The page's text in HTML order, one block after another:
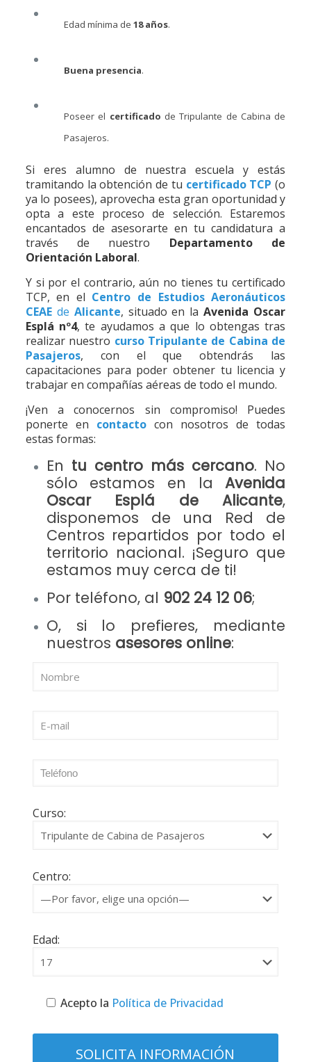
Edad mínima de 18 años.
Buena presencia.
Poseer el certificado de Tripulante de Cabina de
Pasajeros.
Si eres alumno de nuestra escuela y estás
tramitando la obtención de tu certificado TCP (o
ya lo posees), aprovecha esta gran oportunidad y
opta a este proceso de selección. Estaremos
encantados de asesorarte en tu candidatura a
través de nuestro Departamento de
Orientación Laboral.
Y si por el contrario, aún no tienes tu certificado
TCP, en el Centro de Estudios Aeronáuticos
CEAE de Alicante, situado en laAvenida Oscar
Esplá nº4, te ayudamos a que lo obtengas tras
realizar nuestro curso Tripulante de Cabina de
Pasajeros, con el que obtendrás las
capacitaciones para poder obtener tu licencia y
trabajar en compañías aéreas de todo el mundo.
¡Ven a conocernos sin compromiso! Puedes
ponerte en contactocon nosotros de todas
estas formas:
En tu centro más cercano. No
sólo estamos en laAvenida
Oscar Esplá de Alicante,
disponemos de una Red de
Centros repartidos por todo el
territorio nacional. ¡Seguro que
estamos muy cerca de ti!
Por teléfono, al 902 24 12 06;
O, si lo prefieres, mediante
nuestros asesores online:
Curso:
Centro:
Edad:
Acepto la Política de Privacidad